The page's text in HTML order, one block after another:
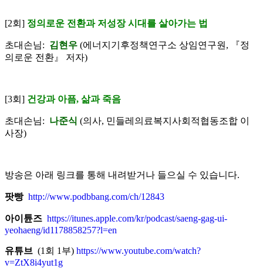
[2회] 정의로운 전환과 저성장 시대를 살아가는 법
초대손님: 김현우 (에너지기후정책연구소 상임연구원, 『정
의로운 전환』 저자)
[3회] 건강과 아픔, 삶과 죽음
초대손님: 나준식 (의사, 민들레의료복지사회적협동조합 이
사장)
방송은 아래 링크를 통해 내려받거나 들으실 수 있습니다.
팟빵 http://www.podbbang.com/ch/12843
아이튠즈 https://itunes.apple.com/kr/podcast/saeng-gag-ui-
yeohaeng/id1178858257?l=en
유튜브 (1회 1부) https://www.youtube.com/watch?
v=ZtX8i4yut1g